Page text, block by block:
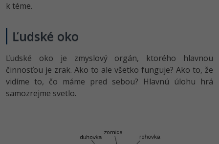
k téme.
Ľudské oko
Ľudské oko je zmyslový orgán, ktorého hlavnou
činnosťou je zrak. Ako to ale všetko funguje? Ako to, že
vidíme to, čo máme pred sebou? Hlavnú úlohu hrá
samozrejme svetlo.